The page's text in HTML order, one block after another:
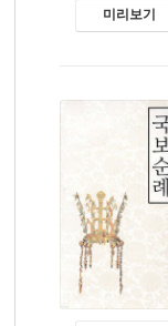
미리보기